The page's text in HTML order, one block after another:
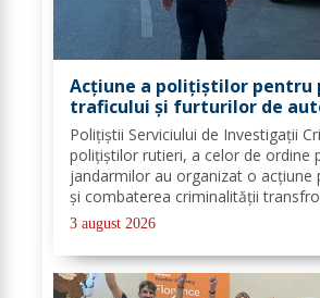
Acțiune a polițiștilor pentru
traficului și furturilor de
Polițiștii Serviciului de Investigații
polițiștilor rutieri, a celor de ordine
jandarmilor au organizat o acțiune
și combaterea criminalității
pentru combaterea traficului și
autovehicule, pe raza...
3 august 2026